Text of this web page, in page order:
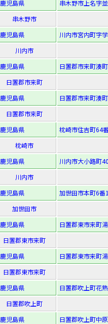
鹿児島県
串木野市上名字
串木野市
鹿児島県
川内市宮内町字
川内市
鹿児島県
日置郡市来町湊
日置郡市来町
鹿児島県
日置郡市来町湊
日置郡市来町
鹿児島県
枕崎市住吉町64
枕崎市
鹿児島県
川内市大小路町
川内市
鹿児島県
加世田市本町6番
加世田市
鹿児島県
日置郡東市来町
日置郡東市来町
鹿児島県
日置郡東市来町
日置郡東市来町
鹿児島県
日置郡吹上町花
日置郡吹上町
鹿児島県
日置郡吹上町中